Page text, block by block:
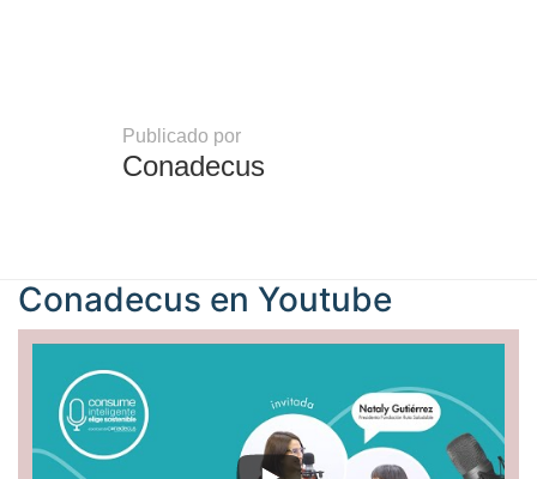
Publicado por
Conadecus
Conadecus en Youtube